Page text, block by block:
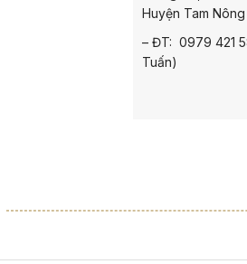
Huyện Tam Nông
– ĐT: 0979 421
Tuấn)